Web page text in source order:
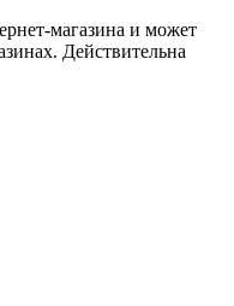
магазина и может
Действительна